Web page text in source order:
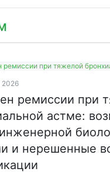
2026
ремиссии при
астме:
и нерешенные